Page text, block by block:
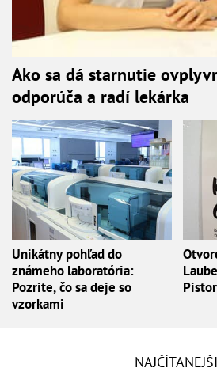
Ako sa dá starnutie
odporúča a radí lekárka
Unikátny pohľad do
známeho laboratória:
Pozrite, čo sa deje so
vzorkami